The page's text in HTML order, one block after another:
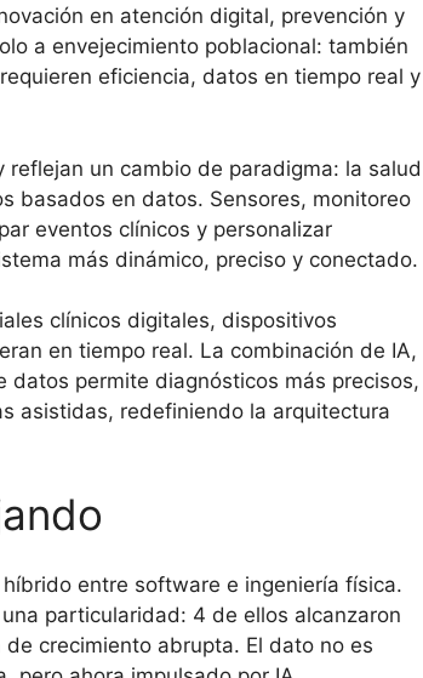
en atención digital, prevención y
a envejecimiento poblacional: también
eficiencia, datos en tiempo real y
reflejan un cambio de paradigma: la salud
basados en datos. Sensores, monitoreo
eventos clínicos y personalizar
más dinámico, preciso y conectado.
clínicos digitales, dispositivos
en tiempo real. La combinación de IA,
permite diagnósticos más precisos,
asistidas, redefiniendo la arquitectura
entre software e ingeniería física.
particularidad: 4 de ellos alcanzaron
crecimiento abrupta. El dato no es